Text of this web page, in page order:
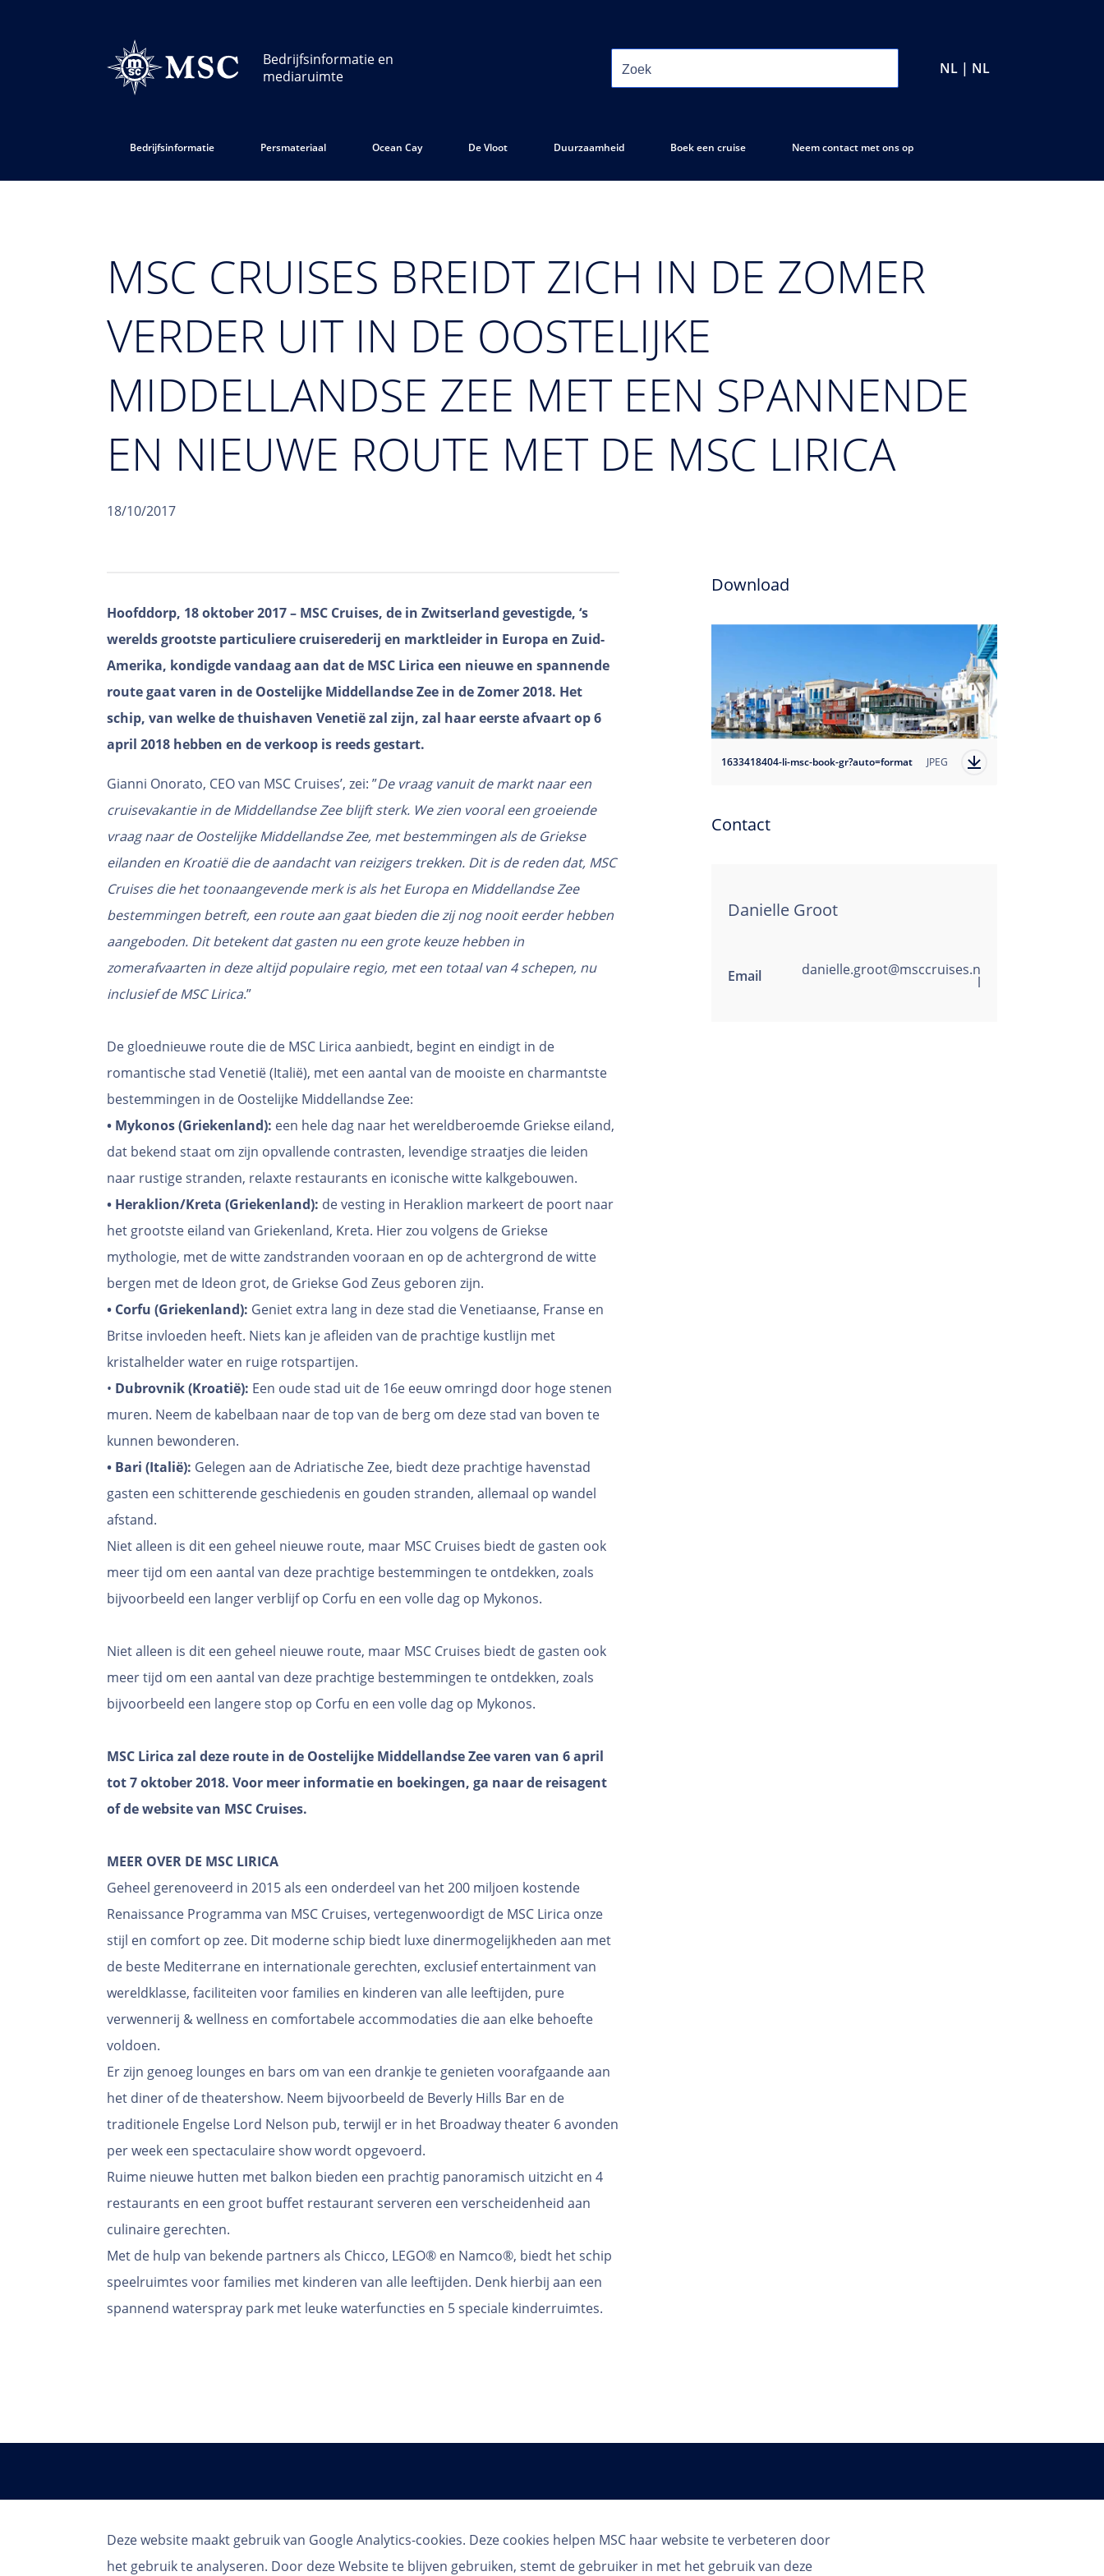
Deze website maakt gebruik van Google Analytics-cookies. Deze cookies helpen MSC haar website te verbeteren door
het gebruik te analyseren. Door deze Website te blijven gebruiken, stemt de gebruiker in met het gebruik van deze
Bedrijfsinformatie en
mediaruimte
NL | NL
Bedrijfsinformatie Persmateriaal Ocean Cay De Vloot Duurzaamheid Boek een cruise Neem contact met ons op
MSC CRUISES BREIDT ZICH IN DE ZOMER
VERDER UIT IN DE OOSTELIJKE
MIDDELLANDSE ZEE MET EEN SPANNENDE
EN NIEUWE ROUTE MET DE MSC LIRICA
18/10/2017
Hoofddorp, 18 oktober 2017 – MSC Cruises, de in Zwitserland gevestigde, ‘s
werelds grootste particuliere cruiserederij en marktleider in Europa en Zuid-
Amerika, kondigde vandaag aan dat de MSC Lirica een nieuwe en spannende
route gaat varen in de Oostelijke Middellandse Zee in de Zomer 2018. Het
schip, van welke de thuishaven Venetië zal zijn, zal haar eerste afvaart op 6
april 2018 hebben en de verkoop is reeds gestart.
Gianni Onorato, CEO van MSC Cruises’, zei: ”De vraag vanuit de markt naar een
cruisevakantie in de Middellandse Zee blijft sterk. We zien vooral een groeiende
vraag naar de Oostelijke Middellandse Zee, met bestemmingen als de Griekse
eilanden en Kroatië die de aandacht van reizigers trekken. Dit is de reden dat, MSC
Cruises die het toonaangevende merk is als het Europa en Middellandse Zee
bestemmingen betreft, een route aan gaat bieden die zij nog nooit eerder hebben
aangeboden. Dit betekent dat gasten nu een grote keuze hebben in
zomerafvaarten in deze altijd populaire regio, met een totaal van 4 schepen, nu
inclusief de MSC Lirica.”
De gloednieuwe route die de MSC Lirica aanbiedt, begint en eindigt in de
romantische stad Venetië (Italië), met een aantal van de mooiste en charmantste
bestemmingen in de Oostelijke Middellandse Zee:
• Mykonos (Griekenland): een hele dag naar het wereldberoemde Griekse eiland,
dat bekend staat om zijn opvallende contrasten, levendige straatjes die leiden
naar rustige stranden, relaxte restaurants en iconische witte kalkgebouwen.
• Heraklion/Kreta (Griekenland): de vesting in Heraklion markeert de poort naar
het grootste eiland van Griekenland, Kreta. Hier zou volgens de Griekse
mythologie, met de witte zandstranden vooraan en op de achtergrond de witte
bergen met de Ideon grot, de Griekse God Zeus geboren zijn.
• Corfu (Griekenland): Geniet extra lang in deze stad die Venetiaanse, Franse en
Britse invloeden heeft. Niets kan je afleiden van de prachtige kustlijn met
kristalhelder water en ruige rotspartijen.
• Dubrovnik (Kroatië): Een oude stad uit de 16e eeuw omringd door hoge stenen
muren. Neem de kabelbaan naar de top van de berg om deze stad van boven te
kunnen bewonderen.
• Bari (Italië): Gelegen aan de Adriatische Zee, biedt deze prachtige havenstad
gasten een schitterende geschiedenis en gouden stranden, allemaal op wandel
afstand.
Niet alleen is dit een geheel nieuwe route, maar MSC Cruises biedt de gasten ook
meer tijd om een aantal van deze prachtige bestemmingen te ontdekken, zoals
bijvoorbeeld een langer verblijf op Corfu en een volle dag op Mykonos.
Niet alleen is dit een geheel nieuwe route, maar MSC Cruises biedt de gasten ook
meer tijd om een aantal van deze prachtige bestemmingen te ontdekken, zoals
bijvoorbeeld een langere stop op Corfu en een volle dag op Mykonos.
MSC Lirica zal deze route in de Oostelijke Middellandse Zee varen van 6 april
tot 7 oktober 2018. Voor meer informatie en boekingen, ga naar de reisagent
of de website van MSC Cruises.
MEER OVER DE MSC LIRICA
Geheel gerenoveerd in 2015 als een onderdeel van het 200 miljoen kostende
Renaissance Programma van MSC Cruises, vertegenwoordigt de MSC Lirica onze
stijl en comfort op zee. Dit moderne schip biedt luxe dinermogelijkheden aan met
de beste Mediterrane en internationale gerechten, exclusief entertainment van
wereldklasse, faciliteiten voor families en kinderen van alle leeftijden, pure
verwennerij & wellness en comfortabele accommodaties die aan elke behoefte
voldoen.
Er zijn genoeg lounges en bars om van een drankje te genieten voorafgaande aan
het diner of de theatershow. Neem bijvoorbeeld de Beverly Hills Bar en de
traditionele Engelse Lord Nelson pub, terwijl er in het Broadway theater 6 avonden
per week een spectaculaire show wordt opgevoerd.
Ruime nieuwe hutten met balkon bieden een prachtig panoramisch uitzicht en 4
restaurants en een groot buffet restaurant serveren een verscheidenheid aan
culinaire gerechten.
Met de hulp van bekende partners als Chicco, LEGO® en Namco®, biedt het schip
speelruimtes voor families met kinderen van alle leeftijden. Denk hierbij aan een
spannend waterspray park met leuke waterfuncties en 5 speciale kinderruimtes.
Download
1633418404-li-msc-book-gr?auto=format JPEG
Contact
Danielle Groot
Email danielle.groot@msccruises.n
l